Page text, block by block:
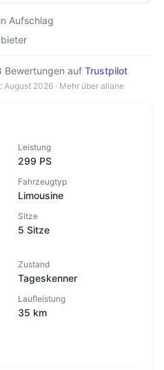
Aufschlag
Bewertungen auf Trustpilot
August 2026 · Mehr über allane
Leistung
299 PS
Fahrzeugtyp
Limousine
Sitze
5 Sitze
Zustand
Tageskenner
Laufleistung
35 km